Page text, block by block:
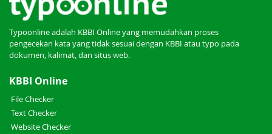
Typoonline adalah KBBI Online yang memudahkan proses
pengecekan kata yang tidak sesuai dengan KBBI atau typo pada
dokumen, kalimat, dan situs web.
KBBI Online
File Checker
Text Checker
Website Checker